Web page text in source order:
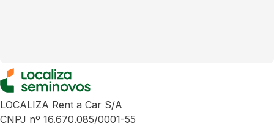
LOCALIZA Rent a Car S/A
CNPJ nº 16.670.085/0001-55